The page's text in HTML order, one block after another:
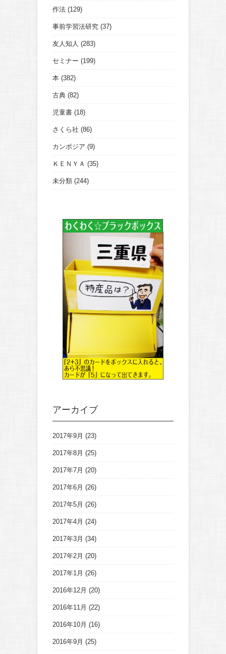
作法 (129)
事前学習法研究 (37)
友人知人 (283)
セミナー (199)
本 (382)
古典 (82)
児童書 (18)
さくら社 (86)
カンボジア (9)
ＫＥＮＹＡ (35)
未分類 (244)
アーカイブ
2017年9月 (23)
2017年8月 (25)
2017年7月 (20)
2017年6月 (26)
2017年5月 (26)
2017年4月 (24)
2017年3月 (34)
2017年2月 (20)
2017年1月 (26)
2016年12月 (20)
2016年11月 (22)
2016年10月 (16)
2016年9月 (25)